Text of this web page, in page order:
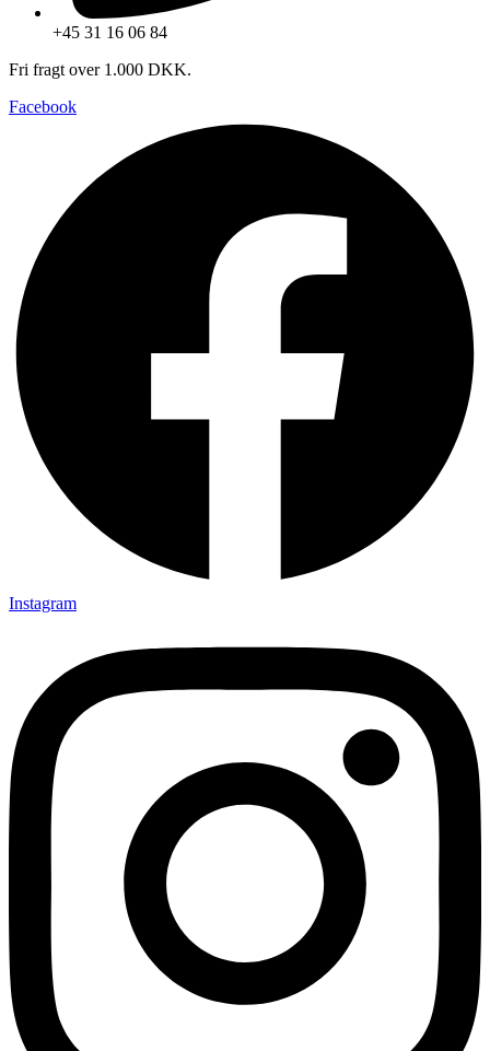
+45 31 16 06 84
Fri fragt over 1.000 DKK.
Facebook
Instagram